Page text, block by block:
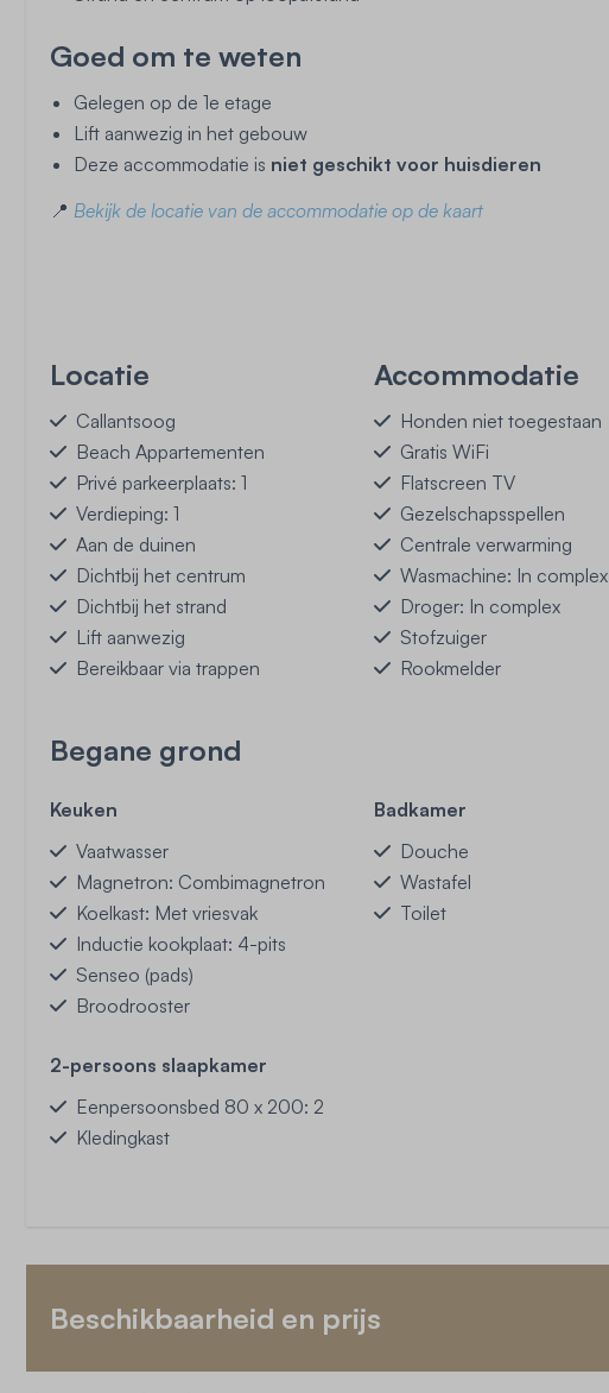
Goed om te weten
Gelegen op de 1e etage
Lift aanwezig in het gebouw
Deze accommodatie is niet geschikt voor huisdieren
📍 Bekijk de locatie van de accommodatie op de kaart
Locatie
Callantsoog
Beach Appartementen
Privé parkeerplaats: 1
Verdieping: 1
Aan de duinen
Dichtbij het centrum
Dichtbij het strand
Lift aanwezig
Bereikbaar via trappen
Accommodatie
Honden niet toegestaan
Gratis WiFi
Flatscreen TV
Gezelschapsspellen
Centrale verwarming
Wasmachine: In complex
Droger: In complex
Stofzuiger
Rookmelder
Begane grond
Keuken
Vaatwasser
Magnetron: Combimagnetron
Koelkast: Met vriesvak
Inductie kookplaat: 4-pits
Senseo (pads)
Broodrooster
Badkamer
Douche
Wastafel
Toilet
2-persoons slaapkamer
Eenpersoonsbed 80 x 200: 2
Kledingkast
Beschikbaarheid en prijs